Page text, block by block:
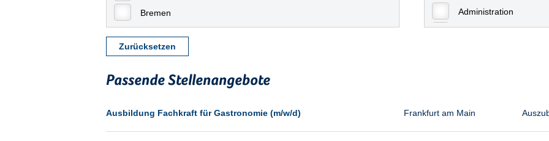
Bremen
Celle
Chemnitz
Dresden
Düsseldorf
Administration
Sonstiges
Vertrieb
Zurücksetzen
Passende Stellenangebote
Ausbildung Fachkraft für Gastronomie (m/w/d) Frankfurt am Main